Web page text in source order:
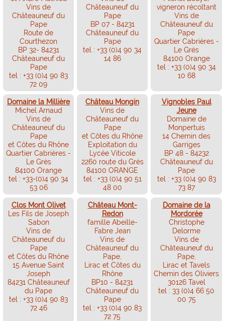
Vins de
Châteauneuf du
Pape
Route de
Courthezon
BP 32- 84231
Châteauneuf du
Pape
tel : +33 (0)4 90 83
72 09
Châteauneuf du
Pape
BP 07 - 84231
Châteauneuf du
Pape
tel : +33 (0)4 90 34
14 86
vigneron récoltant
Vins de
Châteauneuf du
Pape
Quartier Cabrières -
Le Grés
84100 Orange
tel : +33 (0)4 90 34
10 68
Domaine la Millière
Michel Arnaud
Vins de
Châteauneuf du
Pape
et Côtes du Rhône
Quartier Cabrières -
Le Grès
84100 Orange
tel : +33-(0)4 90 34
53 06
Château Mongin
Vins de
Châteauneuf du
Pape
et Côtes du Rhône
Exploitation du
Lycée Viticole
2260 route du Grés
84100 ORANGE
tel : +33 (0)4 90 51
48 00
Vignobles Paul
Jeune
Domaine de
Monpertuis
14 Chemin des
Garriges
BP 48 - 84232
Châteauneuf du
Pape
tel : +33 (0)4 90 83
73 87
Clos Mont Olivet
Les Fils de Joseph
Sabon
Vins de
Châteauneuf du
Pape
et Côtes du Rhône
15 Avenue Saint
Joseph
84231 Châteauneuf
du Pape
tel : +33 (0)4 90 83
72 46
Château Mont-
Redon
famille Abeille-
Fabre Jean
Vins de
Châteauneuf du
Pape,
Lirac et Côtes du
Rhône
BP10 - 84231
Châteauneuf du
Pape
tel : +33 (0)4 90 83
72 75
Domaine de la
Mordorée
Christophe
Delorme
Vins de
Châteauneuf du
Pape,
Lirac et Tavels
Chemin des Oliviers
30126 Tavel
tel : 33 (0)4 66 50
00 75